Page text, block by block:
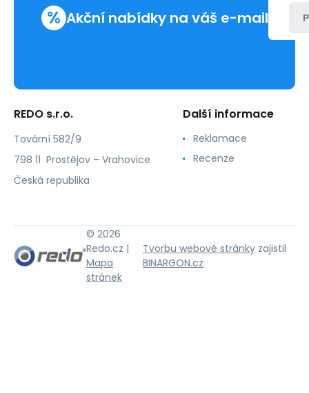
% Akční nabídky na váš e-mail
REDO s.r.o.
Tovární 582/9
798 11 Prostějov – Vrahovice
Česká republika
Další informace
Reklamace
Recenze
© 2026
Redo.cz |
Mapa
stránek
Tvorbu webové stránky zajistil
BINARGON.cz